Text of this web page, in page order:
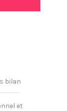
bilan
et